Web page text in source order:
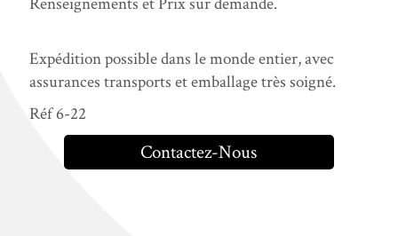
Expédition possible dans le monde entier, avec
assurances transports et emballage très soigné.
Réf 6-22
Contactez-Nous